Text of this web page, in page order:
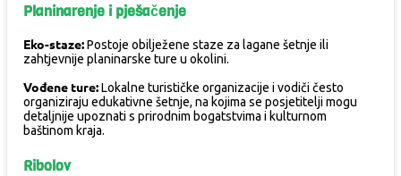
Planinarenje i pješačenje
Eko-staze:Postoje obilježene staze za lagane šetnje ili
zahtjevnije planinarske ture u okolini.
Vođene ture:Lokalne turističke organizacije i vodiči često
organiziraju edukativne šetnje, na kojima se posjetitelji mogu
detaljnije upoznati s prirodnim bogatstvima i kulturnom
baštinom kraja.
Ribolov